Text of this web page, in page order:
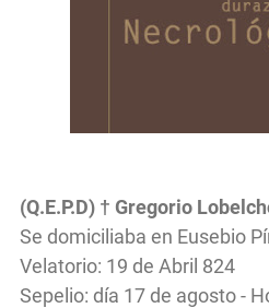
(Q.E.P.D) † Gregorio
Se domiciliaba en Eusebio
Velatorio: 19 de Abril 824
Sepelio: día 17 de agosto -